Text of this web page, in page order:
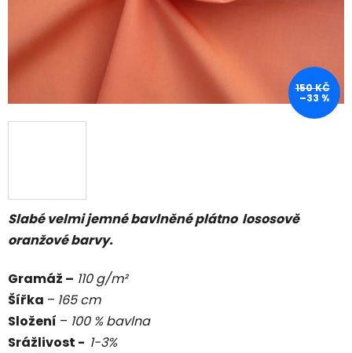
Slabé velmi jemné bavlněné plátno lososově
oranžové barvy.
Gramáž – 110 g/m²
Šířka – 165 cm
Složení – 100 % bavlna
Srážlivost - 1-3%
150 KČ
–33 %